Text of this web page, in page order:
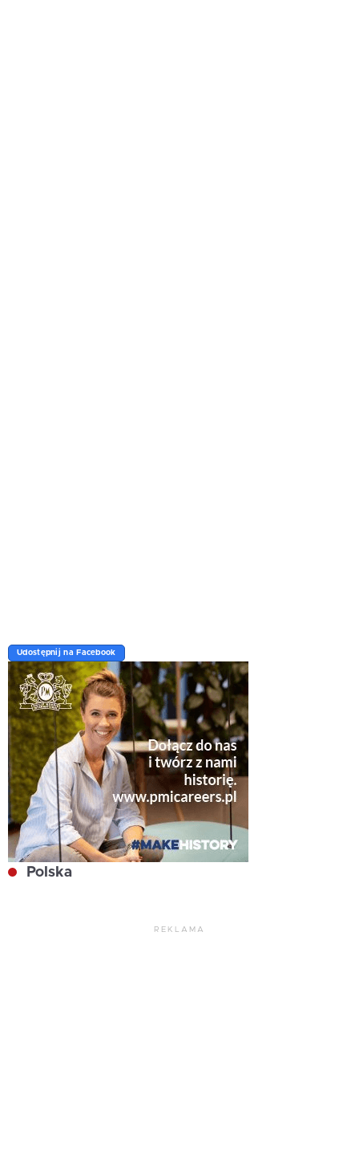
Udostępnij na Facebook
Polska
REKLAMA